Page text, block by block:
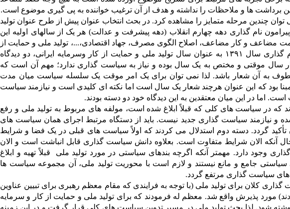
برداشت ها و ملاحظات را نداشته و هدف از آن ترغیب خواننده به پی گیری موضوع است.
چندین مرحله متمایز را مشاهده کرد. در بحث انتخاب عنوان پیش از طرح عنوان تولید
نام گذاری دهه چهارم انقلاب (دهه پیشرفت و عدالت) هر یک از سالهای اولیه این
مضاعف و کار مضاعف، اصلاح الگوی مصرف، جهاد اقتصادی،...، تولید ملی و حمایت از
کار وسرمایه ایرانی). با نام گذاری سال ۱۳۹۱ به عنوان سال تولید ملی و حمایت از کار وسرمایه ایرانی، دو دیدگاه
سال موقتی و مختص به یک سال بوده و نیاز به سیاست گذاری ندارد؛ مهم آن است که
به آن شعار باشد. لذا نمی توان برای یک امر موقت یک سلسله سیاست میان مدت
بود که این عنوان هرچند شعار یک سال است اما نکته ای کلیدی است و نیازمند سیاست
اما در این میان معتقدین به این دیدگاه خود دو دسته بودند.
که در سیاست های کلی که قبلاً ابلاغ شده است، مولفه های مربوط به تولید ملی و رفع
شده و نیازمند سیاست گذاری جدید نیست. باید از دستگاه مرتبط اجرای همان سیاست های
گردد. دسته دوم استدلال می کردند که اولاً سیاست های قبلی در یک فضا و شرایط
آنکه الان شرایط متفاوت است. بعلاوه دانش سیاست گذاری قابل انباشت است و الان
وجود دارد. مهمتر آنکه اگرچه بندهای سیاستی در مورد تولید ملی قبلاً تهیه و ابلاغ
سیاستی جامع و مانع نیستند و لازم است با محوریت تولید ملی، آن مجموعه سیاست ها
سیاست گذاری مرتفع گردد.
کلان برای تولید ملی (با توجه به فرایندی که مقام معظم رهبری برای تبیین عناوین
مورد پذیرش واقع شد. معظم له فرمودند که برای تولید ملی و حمایت از کار و سرمایه